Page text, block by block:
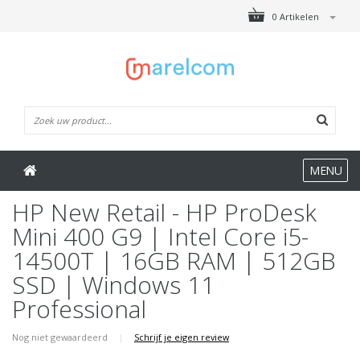
0 Artikelen
MENU
HP New Retail - HP ProDesk
Mini 400 G9 | Intel Core i5-
14500T | 16GB RAM | 512GB
SSD | Windows 11
Professional
Nog niet gewaardeerd | Schrijf je eigen review